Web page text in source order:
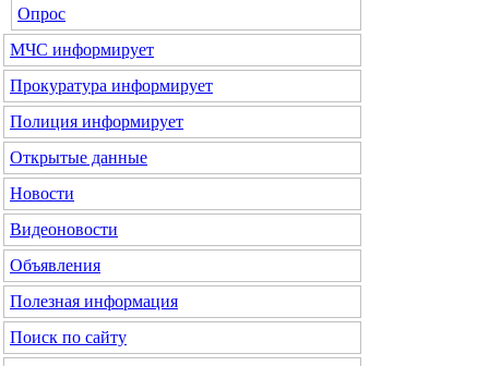
Опрос
МЧС информирует
Прокуратура информирует
Полиция информирует
Открытые данные
Новости
Видеоновости
Объявления
Полезная информация
Поиск по сайту